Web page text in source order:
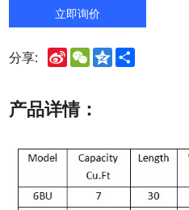
立即询价
分享:
Sina
Weibo
WeChat
QzoneShare
产品详情：